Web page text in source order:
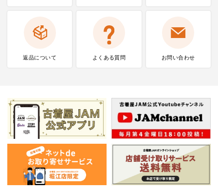
返品について よくある質問 お問い合わせ